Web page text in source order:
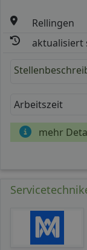
Rellingen
aktualisiert
Arbeitszeit
mehr